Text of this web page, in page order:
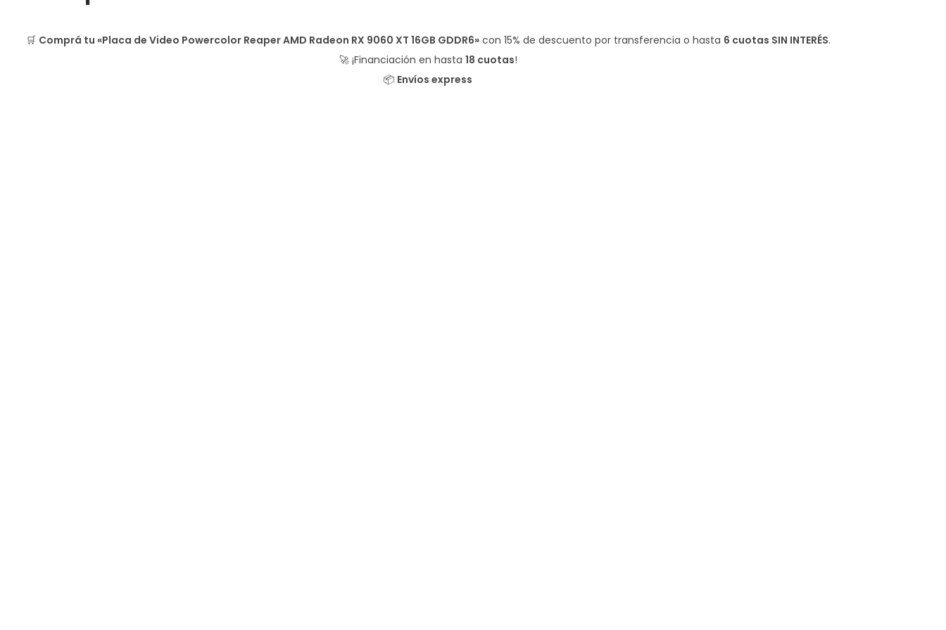
🛒 Comprá tu «Placa de Video Powercolor Reaper AMD Radeon RX 9060 XT 16GB GDDR6»con 15% de descuento por transferencia o hasta 6 cuotas SIN INTERÉS.
🚀 ¡Financiación en hasta 18 cuotas!
📦 Envíos express